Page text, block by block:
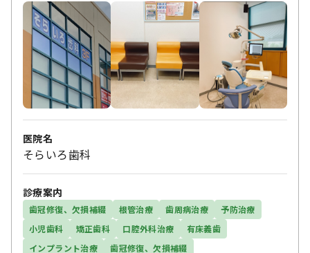
医院名
そらいろ歯科
診療案内
歯冠修復、欠損補綴 根管治療 歯周病治療
予防治療
小児歯科
矯正歯科 口腔外科治療
有床義歯
インプラント治療
歯冠修復、欠損補綴